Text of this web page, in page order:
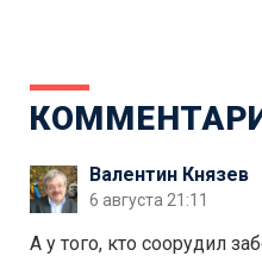
Валентин Князев
6 августа 21:11
А у того, кто соорудил